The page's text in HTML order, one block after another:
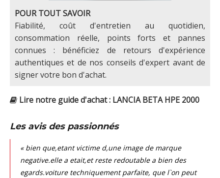
POUR TOUT SAVOIR
Fiabilité, coût d'entretien au quotidien,
consommation réelle, points forts et pannes
connues : bénéficiez de retours d'expérience
authentiques et de nos conseils d'expert avant de
signer votre bon d'achat.
Lire notre guide d'achat : LANCIA BETA HPE 2000
Les avis des passionnés
« bien que,etant victime d,une image de marque
negative.elle a etait,et reste redoutable a bien des
egards.voiture techniquement parfaite, que l`on peut